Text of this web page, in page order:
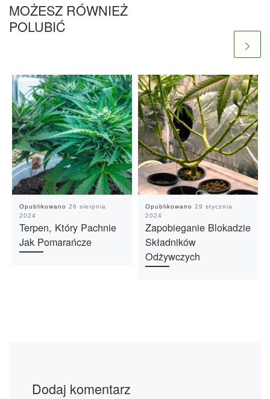
MOŻESZ RÓWNIEŻ
POLUBIĆ
Opublikowano 26 sierpnia
2024
Terpen, Który Pachnie
Jak Pomarańcze
Opublikowano 29 stycznia
2024
Zapobieganie Blokadzie
Składników
Odżywczych
Dodaj komentarz